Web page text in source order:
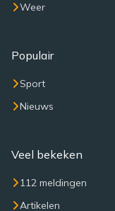
Weer
Populair
Sport
Nieuws
Veel bekeken
112 meldingen
Artikelen